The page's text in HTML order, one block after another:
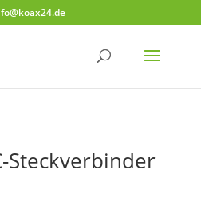
Steckverbinder